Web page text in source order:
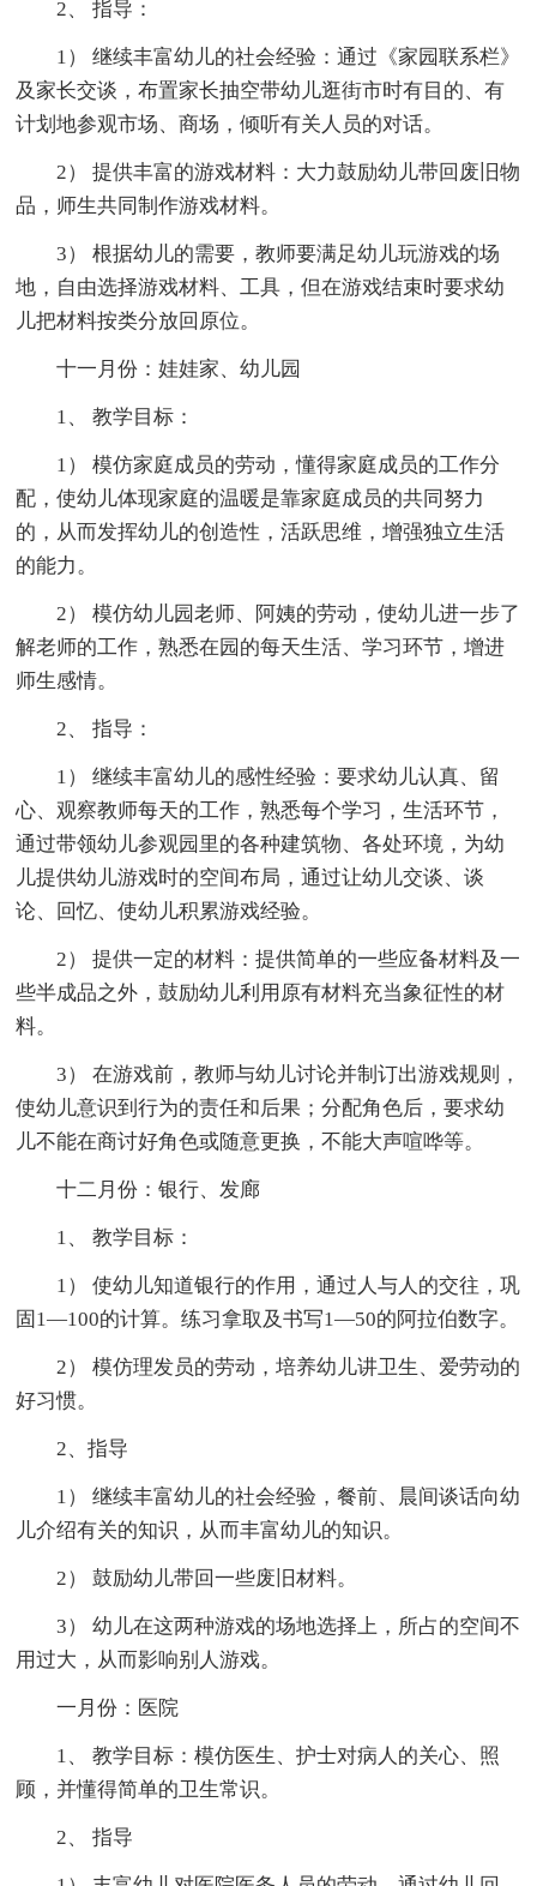
2、 指导：
1） 继续丰富幼儿的社会经验：通过《家园联系栏》
及家长交谈，布置家长抽空带幼儿逛街市时有目的、有
计划地参观市场、商场，倾听有关人员的对话。
2） 提供丰富的游戏材料：大力鼓励幼儿带回废旧物
品，师生共同制作游戏材料。
3） 根据幼儿的需要，教师要满足幼儿玩游戏的场
地，自由选择游戏材料、工具，但在游戏结束时要求幼
儿把材料按类分放回原位。
十一月份：娃娃家、幼儿园
1、 教学目标：
1） 模仿家庭成员的劳动，懂得家庭成员的工作分
配，使幼儿体现家庭的温暖是靠家庭成员的共同努力
的，从而发挥幼儿的创造性，活跃思维，增强独立生活
的能力。
2） 模仿幼儿园老师、阿姨的劳动，使幼儿进一步了
解老师的工作，熟悉在园的每天生活、学习环节，增进
师生感情。
2、 指导：
1） 继续丰富幼儿的感性经验：要求幼儿认真、留
心、观察教师每天的工作，熟悉每个学习，生活环节，
通过带领幼儿参观园里的各种建筑物、各处环境，为幼
儿提供幼儿游戏时的空间布局，通过让幼儿交谈、谈
论、回忆、使幼儿积累游戏经验。
2） 提供一定的材料：提供简单的一些应备材料及一
些半成品之外，鼓励幼儿利用原有材料充当象征性的材
料。
3） 在游戏前，教师与幼儿讨论并制订出游戏规则，
使幼儿意识到行为的责任和后果；分配角色后，要求幼
儿不能在商讨好角色或随意更换，不能大声喧哗等。
十二月份：银行、发廊
1、 教学目标：
1） 使幼儿知道银行的作用，通过人与人的交往，巩
固1—100的计算。练习拿取及书写1—50的阿拉伯数字。
2） 模仿理发员的劳动，培养幼儿讲卫生、爱劳动的
好习惯。
2、指导
1） 继续丰富幼儿的社会经验，餐前、晨间谈话向幼
儿介绍有关的知识，从而丰富幼儿的知识。
2） 鼓励幼儿带回一些废旧材料。
3） 幼儿在这两种游戏的场地选择上，所占的空间不
用过大，从而影响别人游戏。
一月份：医院
1、 教学目标：模仿医生、护士对病人的关心、照
顾，并懂得简单的卫生常识。
2、 指导